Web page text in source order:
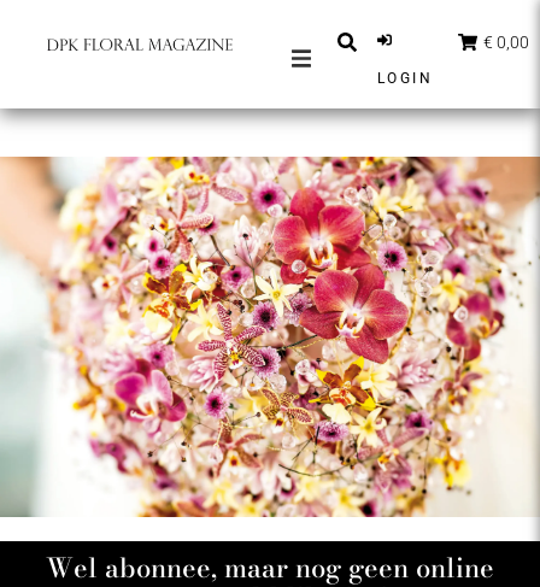
INSPIRATIE
PARTNERS
SHOP
NEDERLANDS
ABONNEER
LOGIN
€ 0,00
Wel abonnee, maar nog geen online